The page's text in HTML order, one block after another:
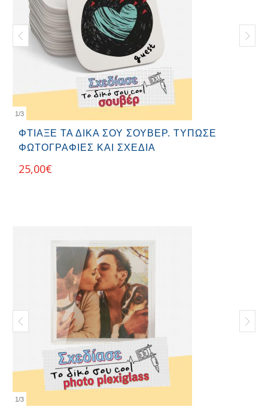
1/3
ΦΤΙΆΞΕ ΤΑ ΔΙΚΆ ΣΟΥ ΣΟΥΒΈΡ. ΤΥΠΩΣΕ
ΦΩΤΟΓΡΑΦΊΕΣ ΚΑΙ ΣΧΈΔΙΑ
25,00€
1/3